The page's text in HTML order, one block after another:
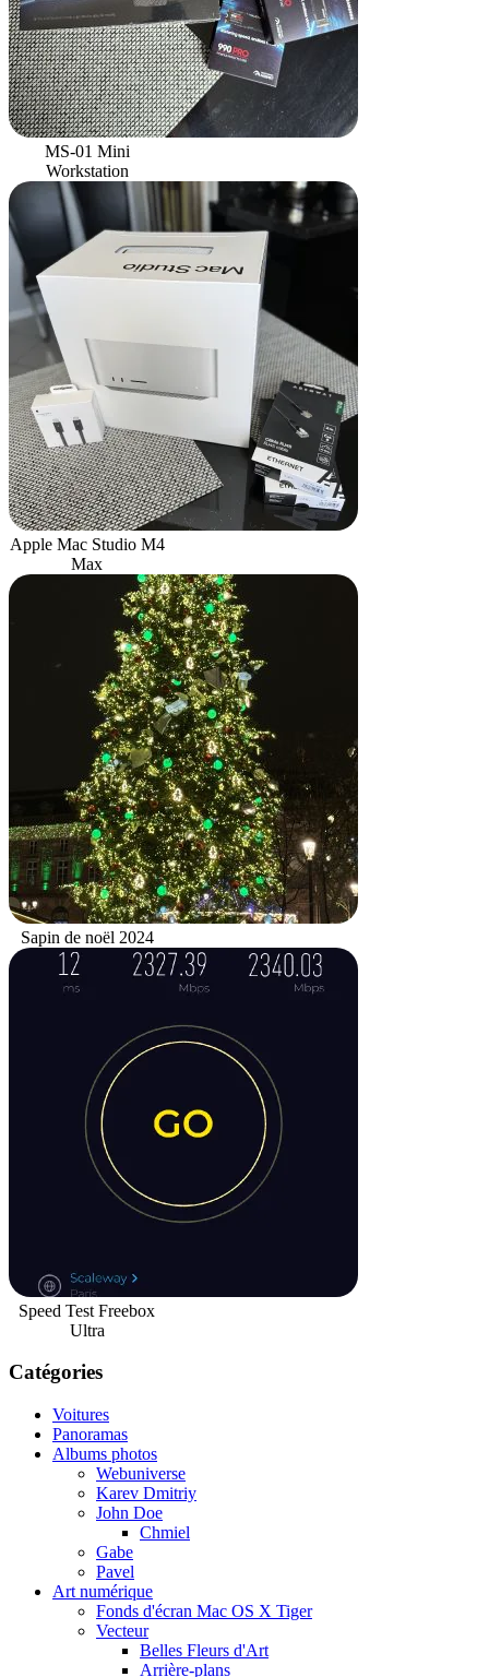
MS-01 Mini
Workstation
Apple Mac Studio M4
Max
Sapin de noël 2024
Speed Test Freebox
Ultra
Catégories
Voitures
Panoramas
Albums photos
Webuniverse
Karev Dmitriy
John Doe
Chmiel
Gabe
Pavel
Art numérique
Fonds d'écran Mac OS X Tiger
Vecteur
Belles Fleurs d'Art
Arrière-plans